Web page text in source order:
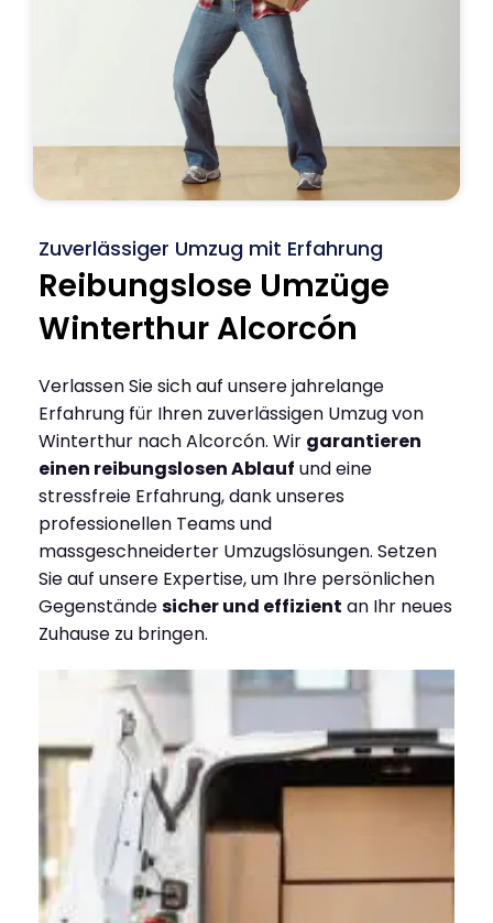
Zuverlässiger Umzug mit Erfahrung
Reibungslose Umzüge
Winterthur Alcorcón
Verlassen Sie sich auf unsere jahrelange
Erfahrung für Ihren zuverlässigen Umzug von
Winterthur nach Alcorcón. Wir garantieren
einen reibungslosen Ablauf und eine
stressfreie Erfahrung, dank unseres
professionellen Teams und
massgeschneiderter Umzugslösungen. Setzen
Sie auf unsere Expertise, um Ihre persönlichen
Gegenständesicher und effizient an Ihr neues
Zuhause zu bringen.